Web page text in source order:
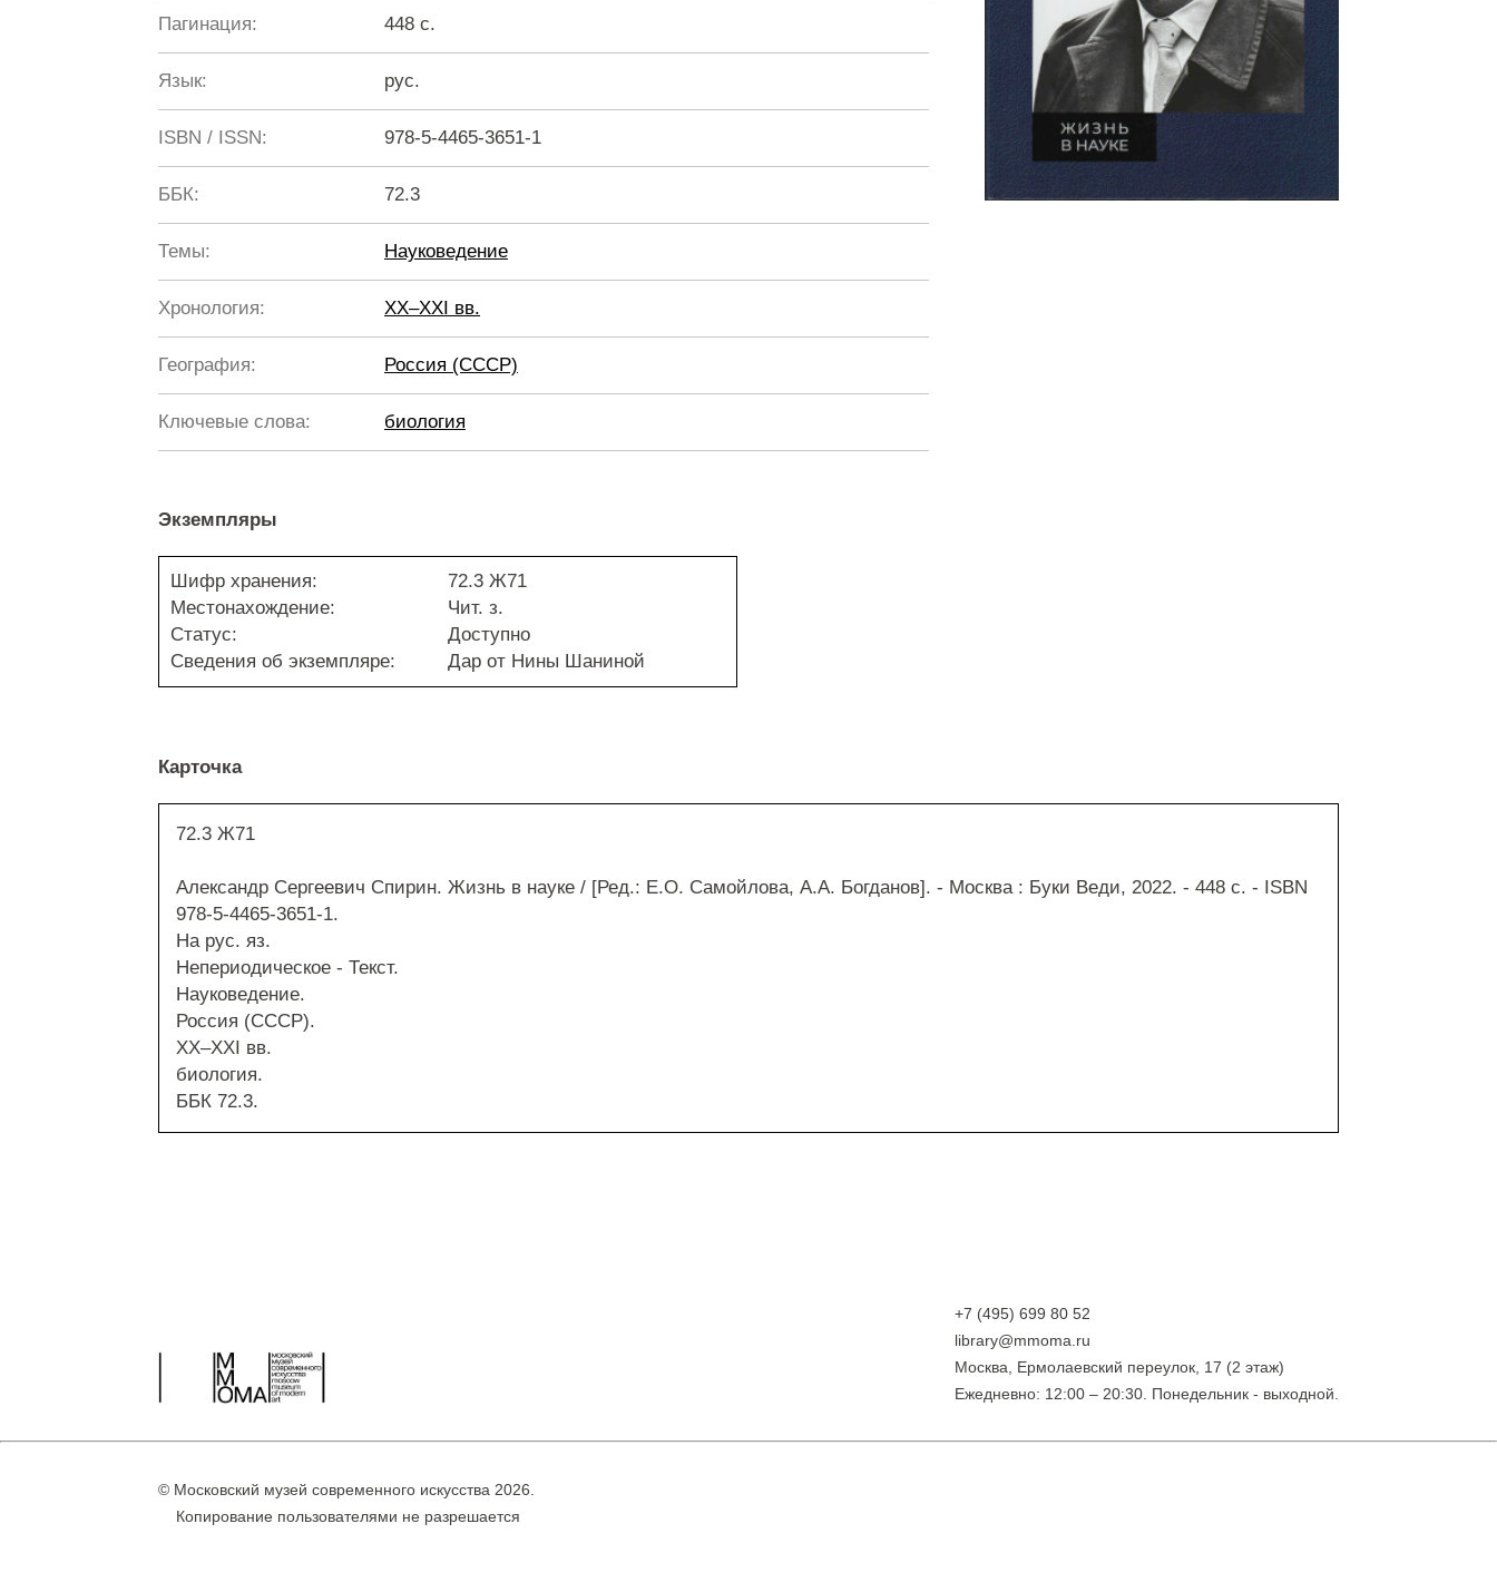
Пагинация: 448 с.
Язык: рус.
ISBN / ISSN: 978-5-4465-3651-1
ББК: 72.3
Темы: Науковедение
Хронология: XX–XXI вв.
География: Россия (СССР)
Ключевые слова: биология
Экземпляры
Шифр хранения:
72.3 Ж71
Местонахождение:
Чит. з.
Статус:
Доступно
Сведения об экземпляре:
Дар от Нины Шаниной
Карточка
72.3 Ж71
Александр Сергеевич Спирин. Жизнь в науке / [Ред.: Е.О. Самойлова, А.А. Богданов]. - Москва : Буки Веди, 2022. - 448 с. - ISBN
978-5-4465-3651-1.
На рус. яз.
Непериодическое - Текст.
Науковедение.
Россия (СССР).
XX–XXI вв.
биология.
ББК 72.3.
+7 (495) 699 80 52
library@mmoma.ru
Москва, Ермолаевский переулок, 17 (2 этаж)
Eжедневно: 12:00 – 20:30. Понедельник - выходной.
© Московский музей современного искусства 2026.
Копирование пользователями не разрешается